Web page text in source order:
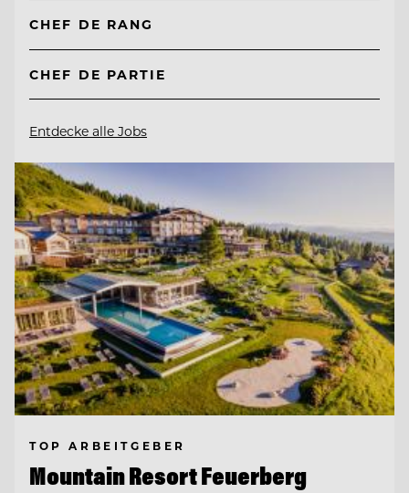
CHEF DE RANG
CHEF DE PARTIE
Entdecke alle Jobs
TOP ARBEITGEBER
Mountain Resort Feuerberg